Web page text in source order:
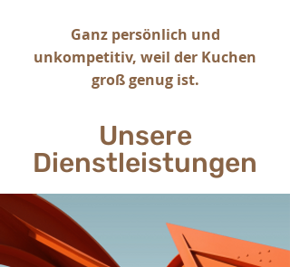
Ganz persönlich und
unkompetitiv, weil der Kuchen
groß genug ist.
Unsere
Dienstleistungen